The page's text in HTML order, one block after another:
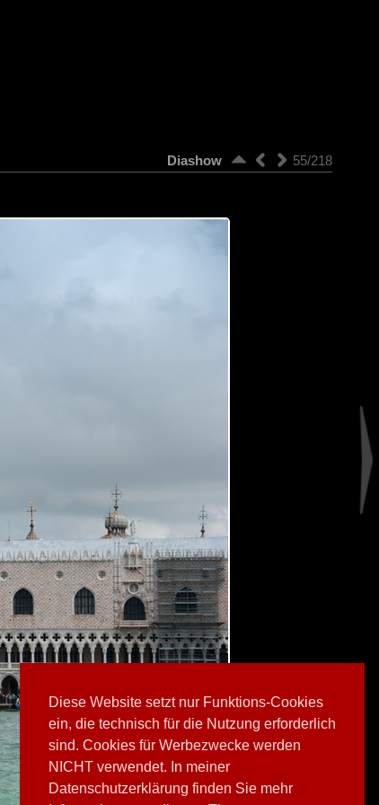
Diese Website setzt nur Funktions-Cookies
ein, die technisch für die Nutzung erforderlich
sind. Cookies für Werbezwecke werden
NICHT verwendet. In meiner
Datenschutzerklärung finden Sie mehr
55/218
Diashow